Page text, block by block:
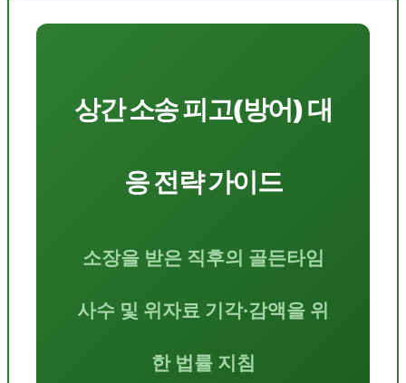
상간 소송 피고(방어) 대
응 전략 가이드
소장을 받은 직후의 골든타임
사수 및 위자료 기각·감액을 위
한 법률 지침